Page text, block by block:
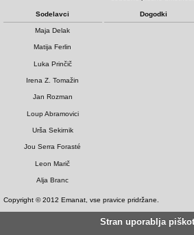
Sodelavci
Maja Delak
Matija Ferlin
Luka Prinčič
Irena Z. Tomažin
Jan Rozman
Loup Abramovici
Urša Sekirnik
Jou Serra Forasté
Leon Marič
Alja Branc
Dogodki
Copyright © 2012 Emanat, vse pravice pridržane.
Stran uporablja